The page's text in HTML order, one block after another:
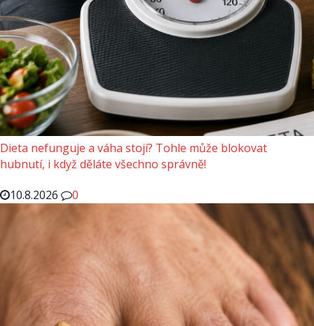
Dieta nefunguje a váha stojí? Tohle může blokovat
hubnutí, i když děláte všechno správně!
10.8.2026
0